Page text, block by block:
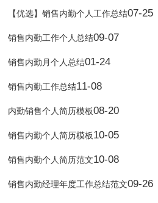
【优选】销售内勤个人工作总结07-25
销售内勤工作个人总结09-07
销售内勤月个人总结01-24
销售内勤工作总结11-08
内勤销售个人简历模板08-20
销售内勤个人简历模板10-05
销售内勤个人简历范文10-08
销售内勤经理年度工作总结范文09-26